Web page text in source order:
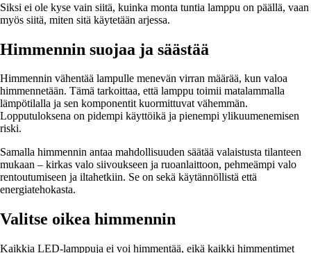
Siksi ei ole kyse vain siitä, kuinka monta tuntia lamppu on päällä, vaan
myös siitä, miten sitä käytetään arjessa.
Himmennin suojaa ja säästää
Himmennin vähentää lampulle menevän virran määrää, kun valoa
himmennetään. Tämä tarkoittaa, että lamppu toimii matalammalla
lämpötilalla ja sen komponentit kuormittuvat vähemmän.
Lopputuloksena on pidempi käyttöikä ja pienempi ylikuumenemisen
riski.
Samalla himmennin antaa mahdollisuuden säätää valaistusta tilanteen
mukaan – kirkas valo siivoukseen ja ruoanlaittoon, pehmeämpi valo
rentoutumiseen ja iltahetkiin. Se on sekä käytännöllistä että
energiatehokasta.
Valitse oikea himmennin
Kaikkia LED-lamppuja ei voi himmentää, eikä kaikki himmentimet